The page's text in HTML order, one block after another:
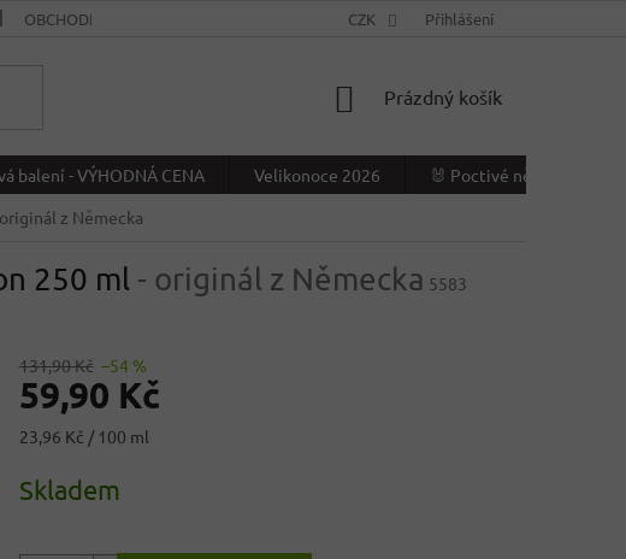
OBCHODNÍ PODMÍNKY VÝDEJNÍ MÍSTO
CZK Přihlášení
NÁKUPNÍ
Prázdný košík
balení - VÝHODNÁ CENA Velikonoce 2026
🐰 Poctivé německé
z Německa
250 ml - originál z Německa 5583
131,90 Kč –54 %
59,90 Kč
Měrná
23,96 Kč / 100 ml
Skladem